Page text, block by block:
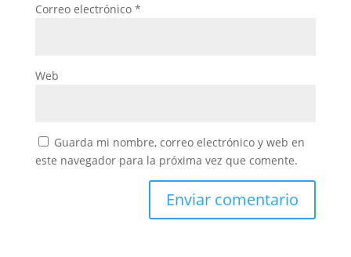
Correo electrónico *
Web
Guarda mi nombre, correo electrónico y web en
este navegador para la próxima vez que comente.